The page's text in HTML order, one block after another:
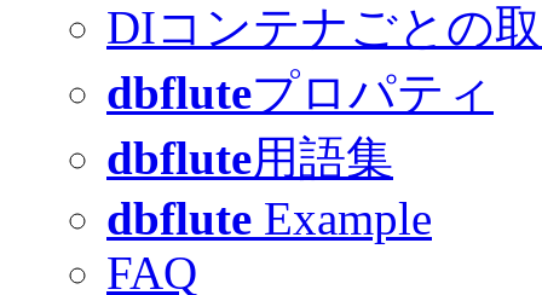
DIコンテナごとの
dbfluteプロパティ
dbflute用語集
dbflute Example
FAQ